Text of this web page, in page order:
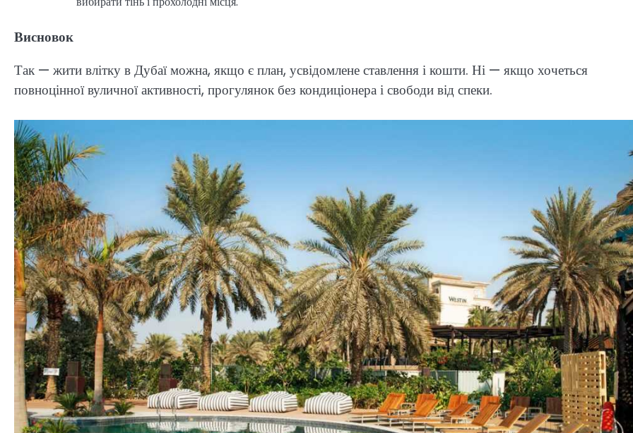
Висновок
Так — жити влітку в Дубаї можна, якщо є план, усвідомлене ставлення і кошти. Ні — якщо хочеться
повноцінної вуличної активності, прогулянок без кондиціонера і свободи від спеки.